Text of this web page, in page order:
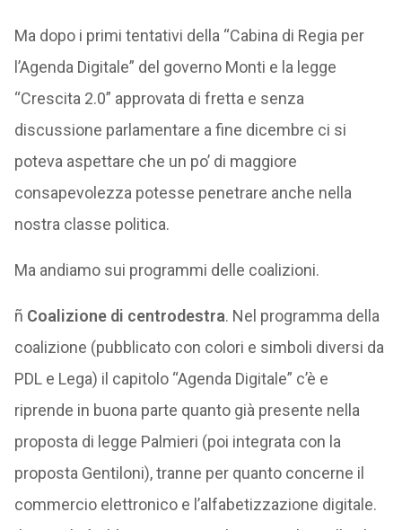
Ma dopo i primi tentativi della “Cabina di Regia per
l’Agenda Digitale” del governo Monti e la legge
“Crescita 2.0” approvata di fretta e senza
discussione parlamentare a fine dicembre ci si
poteva aspettare che un po’ di maggiore
consapevolezza potesse penetrare anche nella
nostra classe politica.
Ma andiamo sui programmi delle coalizioni.
ñ Coalizione di centrodestra. Nel programma della
coalizione (pubblicato con colori e simboli diversi da
PDL e Lega) il capitolo “Agenda Digitale” c’è e
riprende in buona parte quanto già presente nella
proposta di legge Palmieri (poi integrata con la
proposta Gentiloni), tranne per quanto concerne il
commercio elettronico e l’alfabetizzazione digitale.